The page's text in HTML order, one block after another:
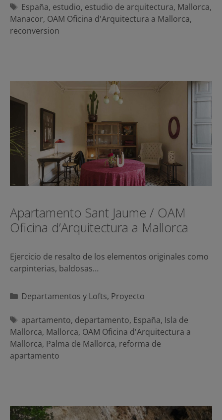
Etiquetas
España, estudio, estudio de arquitectura, Mallorca,
Manacor, OAM Oficina d'Arquitectura a Mallorca,
reconversion
Apartamento Sant Jaume / OAM
Oficina d’Arquitectura a Mallorca
Ejercicio de resalto de los elementos originales como
carpinterias, baldosas…
Categorías
Departamentos y Lofts, Proyecto
Etiquetas
apartamento, departamento, España, Isla de
Mallorca, Mallorca, OAM Oficina d'Arquitectura a
Mallorca, Palma de Mallorca, reforma de
apartamento